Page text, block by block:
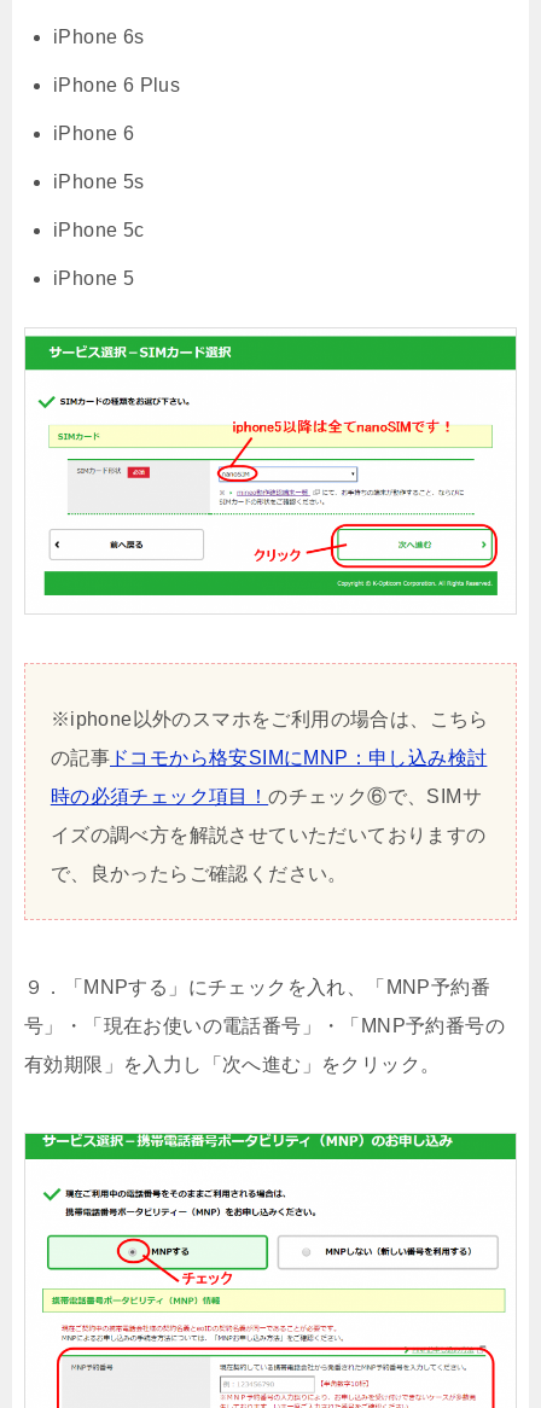
iPhone 6s
iPhone 6 Plus
iPhone 6
iPhone 5s
iPhone 5c
iPhone 5
※iphone以外のスマホをご利用の場合は、こちら
の記事 ドコモから格安SIMにMNP：申し込み検討
時の必須チェック項目！のチェック⑥で、SIMサ
イズの調べ方を解説させていただいておりますの
で、良かったらご確認ください。
９．「MNPする」にチェックを入れ、「MNP予約番
号」・「現在お使いの電話番号」・「MNP予約番号の
有効期限」を入力し「次へ進む」をクリック。